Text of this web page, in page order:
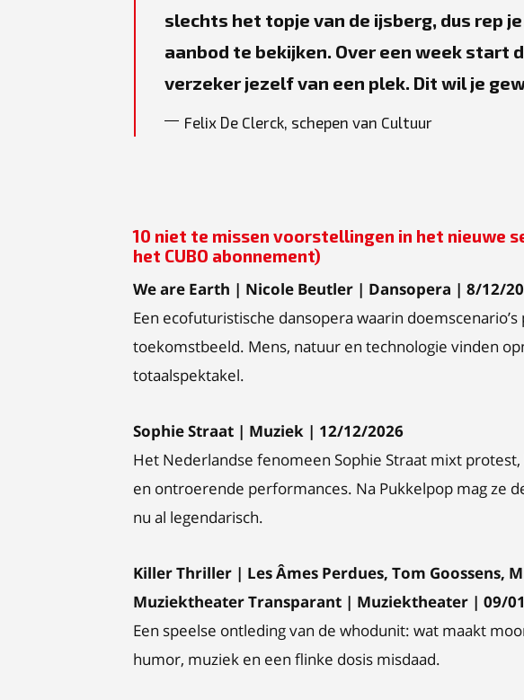
slechts het topje van de ijsberg, dus rep
aanbod te bekijken. Over een week start
verzeker jezelf van een plek. Dit wil je
Felix De Clerck, schepen van Cultuur
10 niet te missen voorstellingen in het nieuwe
het CUBO abonnement)
We are Earth | Nicole Beutler | Dansopera | 8/12/
Een ecofuturistische dansopera waarin
toekomstbeeld. Mens, natuur en technologie vinden
totaalspektakel.
Sophie Straat | Muziek | 12/12/2026
Het Nederlandse fenomeen Sophie Straat mixt
en ontroerende performances. Na Pukkelpop mag ze
nu al legendarisch.
Killer Thriller | Les Âmes Perdues, Tom Goossens,
Muziektheater Transparant | Muziektheater | 09/
Een speelse ontleding van de whodunit: wat maakt
humor, muziek en een flinke dosis misdaad.